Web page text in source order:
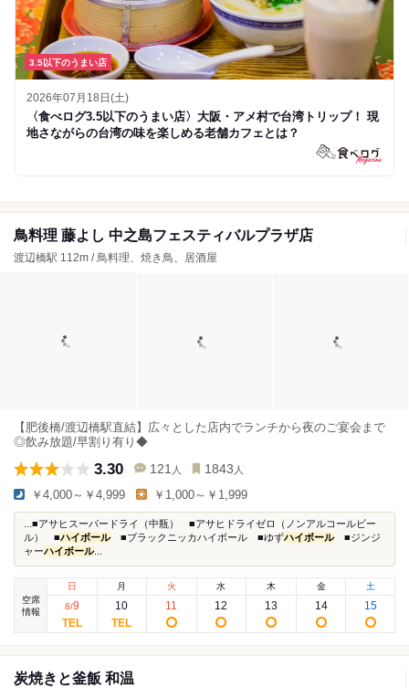
3.5以下のうまい店
2026年07月18日(土)
〈食べログ3.5以下のうまい店〉大阪・アメ村で台湾トリップ！ 現
地さながらの台湾の味を楽しめる老舗カフェとは？
鳥料理 藤よし 中之島フェスティバルプラザ店
渡辺橋駅 112m / 鳥料理、焼き鳥、居酒屋
【肥後橋/渡辺橋駅直結】広々とした店内でランチから夜のご宴会まで
◎飲み放題/早割り有り◆
3.30 121 人 1843 人
￥4,000～￥4,999 ￥1,000～￥1,999
...■アサヒスーパードライ（中瓶） ■アサヒドライゼロ（ノンアルコールビー
ル） ■ハイボール■ブラックニッカハイボール ■ゆずハイボール■ジンジ
ャーハイボール...
空席
情報
日
8/9
月
10
火
11
水
12
木
13
金
14
土
15
炭焼きと釜飯 和温